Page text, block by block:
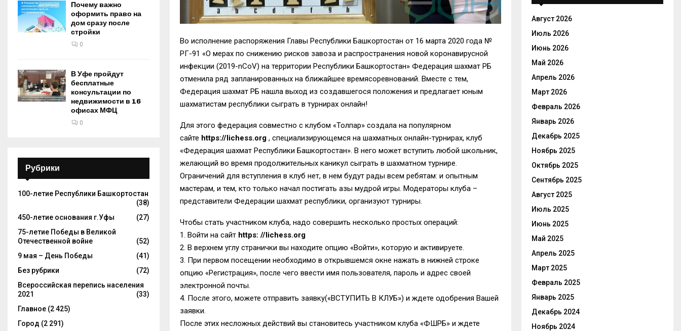
Во исполнение распоряжения Главы Республики Башкортостан от 16 марта 2020 года №
РГ-91 «О мерах по снижению рисков завоза и распространения новой коронавирусной
инфекции (2019-nCoV) на территории Республики Башкортостан» Федерация шахмат РБ
отменила ряд запланированных на ближайшее времясоревнований. Вместе с тем,
Федерация шахмат РБ нашла выход из создавшегося положения и предлагает юным
шахматистам республики сыграть в турнирах онлайн!
Для этого федерация совместно с клубом «Толпар» создала на популярном
сайте https://lichess.org , специализирующемся на шахматных онлайн-турнирах, клуб
«Федерация шахмат Республики Башкортостан». В него может вступить любой школьник,
желающий во время продолжительных каникул сыграть в шахматном турнире.
Ограничений для вступления в клуб нет, в нем будут рады всем ребятам: и опытным
мастерам, и тем, кто только начал постигать азы мудрой игры. Модераторы клуба –
представители Федерации шахмат республики, организуют турниры.
Чтобы стать участником клуба, надо совершить несколько простых операций:
1. Войти на сайт https: //lichess.org
2. В верхнем углу странички вы находите опцию «Войти», которую и активируете.
3. При первом посещении необходимо в открывшемся окне нажать в нижней строке
опцию «Регистрация», после чего ввести имя пользователя, пароль и адрес своей
электронной почты.
4. После этого, можете отправить заявку(«ВСТУПИТЬ В КЛУБ») и ждете одобрения Вашей
заявки.
После этих несложных действий вы становитесь участником клуба «ФШРБ» и ждете
Почему важно
оформить право на
дом сразу после
стройки
0
В Уфе пройдут
бесплатные
консультации по
недвижимости в 16
офисах МФЦ
0
Рубрики
100-летие Республики Башкортостан
(38)
450-летие основания г.Уфы
(27)
75-летие Победы в Великой
Отечественной войне
(52)
9 мая – День Победы
(41)
Без рубрики
(72)
Всероссийская перепись населения
2021
(33)
Главное (2 425)
Город (2 291)
Август 2026
Июль 2026
Июнь 2026
Май 2026
Апрель 2026
Март 2026
Февраль 2026
Январь 2026
Декабрь 2025
Ноябрь 2025
Октябрь 2025
Сентябрь 2025
Август 2025
Июль 2025
Июнь 2025
Май 2025
Апрель 2025
Март 2025
Февраль 2025
Январь 2025
Декабрь 2024
Ноябрь 2024